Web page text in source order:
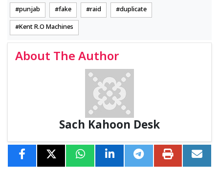
punjab fake raid duplicate
Kent R.O Machines
About The Author
Sach Kahoon Desk